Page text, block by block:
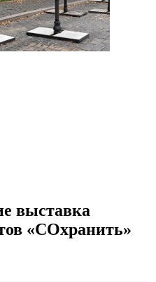
выставка
«СОхранить»